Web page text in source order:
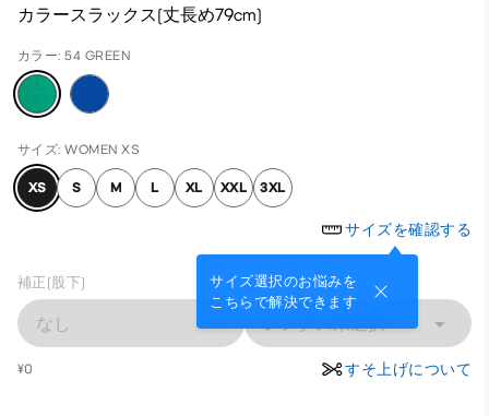
カラースラックス(丈長め79cm)
カラー: 54 GREEN
サイズ: WOMEN XS
XS S M L XL XXL 3XL
サイズを確認する
サイズ選択のお悩みを
こちらで解決できます
補正(股下)
なし レングス未選択
¥0 すそ上げについて